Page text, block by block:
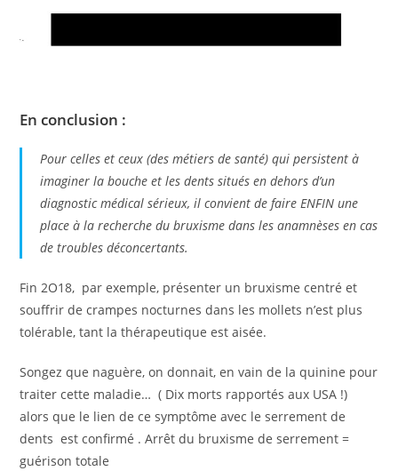
En conclusion :
Pour celles et ceux (des métiers de santé) qui persistent à
imaginer la bouche et les dents situés en dehors d’un
diagnostic médical sérieux, il convient de faire ENFIN une
place à la recherche du bruxisme dans les anamnèses en cas
de troubles déconcertants.
Fin 2O18, par exemple, présenter un bruxisme centré et
souffrir de crampes nocturnes dans les mollets n’est plus
tolérable, tant la thérapeutique est aisée.
Songez que naguère, on donnait, en vain de la quinine pour
traiter cette maladie… ( Dix morts rapportés aux USA !)
alors que le lien de ce symptôme avec le serrement de
dents est confirmé . Arrêt du bruxisme de serrement =
guérison totale